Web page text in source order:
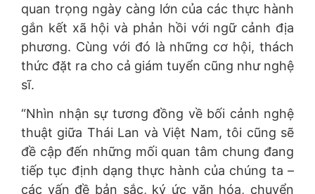
quan trọng ngày càng lớn của các thực hành
gắn kết xã hội và phản hồi với ngữ cảnh địa
phương. Cùng với đó là những cơ hội, thách
thức đặt ra cho cả giám tuyển cũng như nghệ
sĩ.
“Nhìn nhận sự tương đồng về bối cảnh nghệ
thuật giữa Thái Lan và Việt Nam, tôi cũng sẽ
đề cập đến những mối quan tâm chung đang
tiếp tục định dạng thực hành của chúng ta –
các vấn đề bản sắc, ký ức văn hóa, chuyển